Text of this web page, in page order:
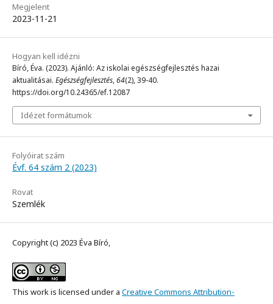
Megjelent
2023-11-21
Hogyan kell idézni
Bíró, Éva. (2023). Ajánló: Az iskolai egészségfejlesztés hazai
aktualitásai. Egészségfejlesztés,64(2), 39-40.
https://doi.org/10.24365/ef.12087
Idézet formátumok
Folyóirat szám
Évf. 64 szám 2 (2023)
Rovat
Szemlék
Copyright (c) 2023 Éva Bíró,
This work is licensed under a Creative Commons Attribution-